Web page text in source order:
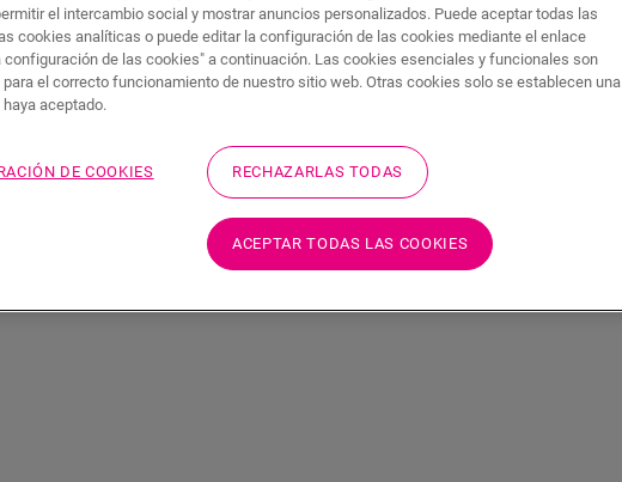
DESCUBRA EL PARQUET OSCURO
Descubra el parquet oscuro
el intercambio social y mostrar anuncios personalizados. Puede aceptar todas las
cookies analíticas o puede editar la configuración de las cookies mediante el enlace
configuración de las cookies" a continuación. Las cookies esenciales y funcionales son
el correcto funcionamiento de nuestro sitio web. Otras cookies solo se establecen una
aceptado.
DE COOKIES RECHAZARLAS TODAS
ACEPTAR TODAS LAS COOKIES